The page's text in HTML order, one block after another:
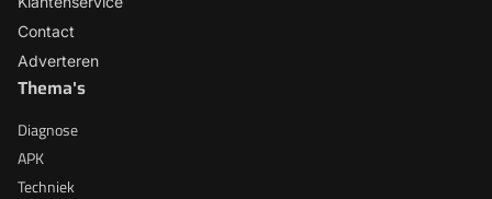
Contact
Adverteren
Thema's
Diagnose
APK
Techniek